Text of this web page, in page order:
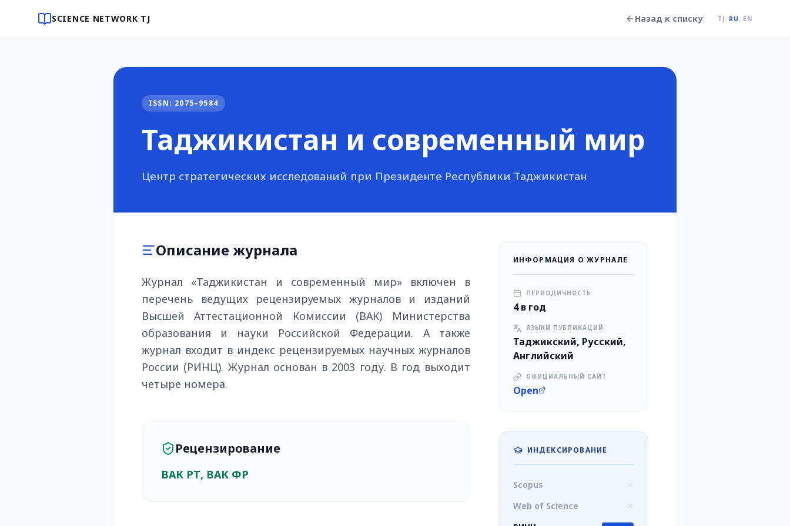
SCIENCE NETWORK TJ Назад к списку TJ | RU | EN
ISSN: 2075–9584
Таджикистан и современный мир
Центр стратегических исследований при Президенте Республики Таджикистан
Описание журнала
Журнал «Таджикистан и современный мир» включен в
перечень ведущих рецензируемых журналов и изданий
Высшей Аттестационной Комиссии (ВАК) Министерства
образования и науки Российской Федерации. А также
журнал входит в индекс рецензируемых научных журналов
России (РИНЦ). Журнал основан в 2003 году. В год выходит
четыре номера.
Рецензирование
ВАК РТ, ВАК ФР
ИНФОРМАЦИЯ О ЖУРНАЛЕ
ПЕРИОДИЧНОСТЬ
4 в год
ЯЗЫКИ ПУБЛИКАЦИЙ
Таджикский, Русский,
Английский
ОФИЦИАЛЬНЫЙ САЙТ
Open
ИНДЕКСИРОВАНИЕ
Scopus
Web of Science